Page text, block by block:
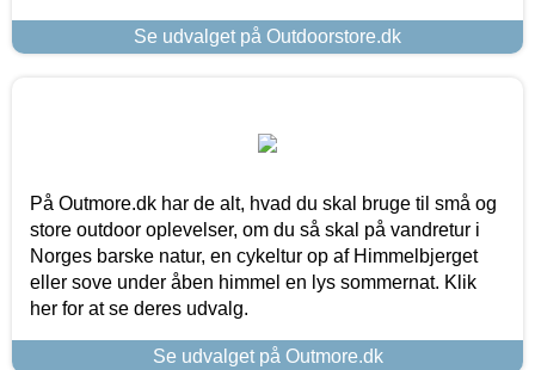
Se udvalget på Outdoorstore.dk
På Outmore.dk har de alt, hvad du skal bruge til små og
store outdoor oplevelser, om du så skal på vandretur i
Norges barske natur, en cykeltur op af Himmelbjerget
eller sove under åben himmel en lys sommernat. Klik
her for at se deres udvalg.
Se udvalget på Outmore.dk